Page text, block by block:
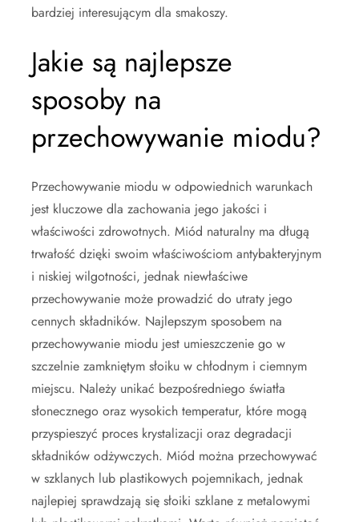
bardziej interesującym dla smakoszy.
Jakie są najlepsze
sposoby na
przechowywanie miodu?
Przechowywanie miodu w odpowiednich warunkach
jest kluczowe dla zachowania jego jakości i
właściwości zdrowotnych. Miód naturalny ma długą
trwałość dzięki swoim właściwościom antybakteryjnym
i niskiej wilgotności, jednak niewłaściwe
przechowywanie może prowadzić do utraty jego
cennych składników. Najlepszym sposobem na
przechowywanie miodu jest umieszczenie go w
szczelnie zamkniętym słoiku w chłodnym i ciemnym
miejscu. Należy unikać bezpośredniego światła
słonecznego oraz wysokich temperatur, które mogą
przyspieszyć proces krystalizacji oraz degradacji
składników odżywczych. Miód można przechowywać
w szklanych lub plastikowych pojemnikach, jednak
najlepiej sprawdzają się słoiki szklane z metalowymi